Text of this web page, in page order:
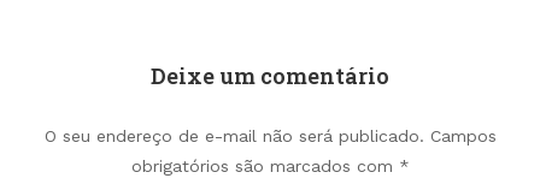
Deixe um comentário
O seu endereço de e-mail não será publicado. Campos
obrigatórios são marcados com *